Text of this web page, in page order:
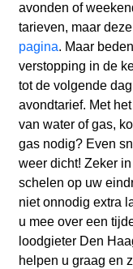
avonden of
tarieven, maar
pagina. Maar
verstopping in de
tot de volgende
avondtarief. Met
van water of gas,
gas nodig? Even
weer dicht! Zeker
schelen op uw
niet onnodig extra
u mee over een
loodgieter Den
helpen u graag en